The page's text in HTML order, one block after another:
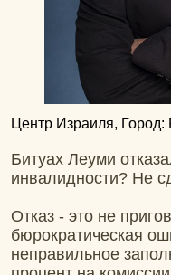
Центр Израиля,
Битуах Леуми
инвалидности? Не
Отказ - это не
бюрократическая
неправильное